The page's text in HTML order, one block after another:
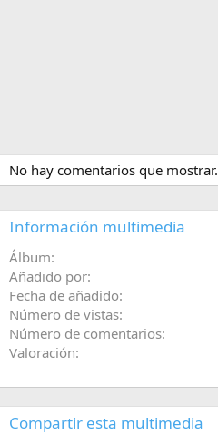
No hay comentarios que mostrar.
Información multimedia
Álbum
Añadido por
Fecha de añadido
Número de vistas
Número de comentarios
Valoración
Compartir esta multimedia